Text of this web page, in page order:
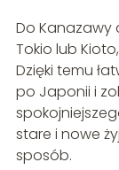
Do Kanazawy
Tokio lub
Dzięki temu
po Japonii i
stare i nowe
sposób.